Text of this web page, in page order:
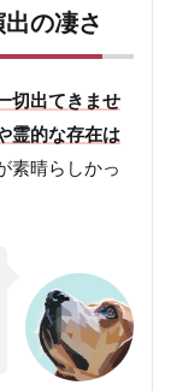
の凄さ
切出てきませ
霊的な存在は
素晴らしかっ